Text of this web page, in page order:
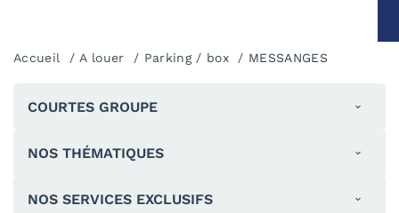
Accueil A louer Parking / box MESSANGES
COURTES GROUPE
NOS THÉMATIQUES
NOS SERVICES EXCLUSIFS